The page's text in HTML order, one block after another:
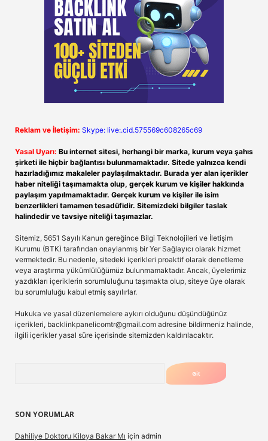
Reklam ve İletişim: Skype: live:.cid.575569c608265c69
Yasal Uyarı: Bu internet sitesi, herhangi bir marka, kurum veya şahıs
şirketi ile hiçbir bağlantısı bulunmamaktadır. Sitede yalnızca kendi
hazırladığımız makaleler paylaşılmaktadır. Burada yer alan içerikler
haber niteliği taşımamakta olup, gerçek kurum ve kişiler hakkında
paylaşım yapılmamaktadır. Gerçek kurum ve kişiler ile isim
benzerlikleri tamamen tesadüfidir. Sitemizdeki bilgiler taslak
halindedir ve tavsiye niteliği taşımazlar.
Sitemiz, 5651 Sayılı Kanun gereğince Bilgi Teknolojileri ve İletişim
Kurumu (BTK) tarafından onaylanmış bir Yer Sağlayıcı olarak hizmet
vermektedir. Bu nedenle, sitedeki içerikleri proaktif olarak denetleme
veya araştırma yükümlülüğümüz bulunmamaktadır. Ancak, üyelerimiz
yazdıkları içeriklerin sorumluluğunu taşımakta olup, siteye üye olarak
bu sorumluluğu kabul etmiş sayılırlar.
Hukuka ve yasal düzenlemelere aykırı olduğunu düşündüğünüz
içerikleri, backlinkpanelicomtr@gmail.com adresine bildirmeniz halinde,
ilgili içerikler yasal süre içerisinde sitemizden kaldırılacaktır.
SON YORUMLAR
Dahiliye Doktoru Kiloya Bakar Mı için admin